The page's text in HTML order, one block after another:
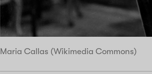
Maria Callas (Wikimedia Commons)